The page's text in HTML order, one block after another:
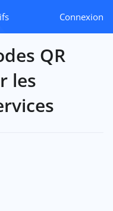
Connexion
QR
les